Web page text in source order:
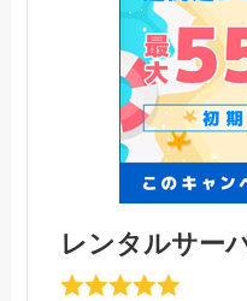
レンタルサー